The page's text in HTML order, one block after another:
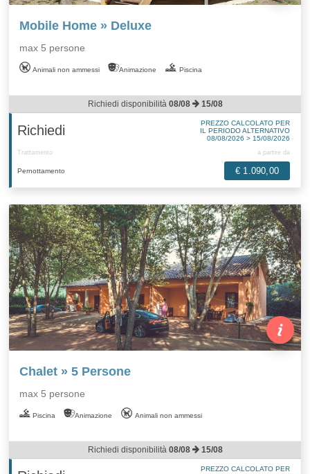
Mobile Home » Deluxe
max 5 persone
Animali non ammessi Animazione Piscina
Richiedi disponibilità 08/08 15/08
Richiedi
PREZZO CALCOLATO PER
IL PERIODO ALTERNATIVO
08/08/2026 > 15/08/2026
Trattamento a partire da
Pernottamento € 1.090,00
Chalet » 5 Persone
max 5 persone
Piscina Animazione Animali non ammessi
Richiedi disponibilità 08/08 15/08
PREZZO CALCOLATO PER